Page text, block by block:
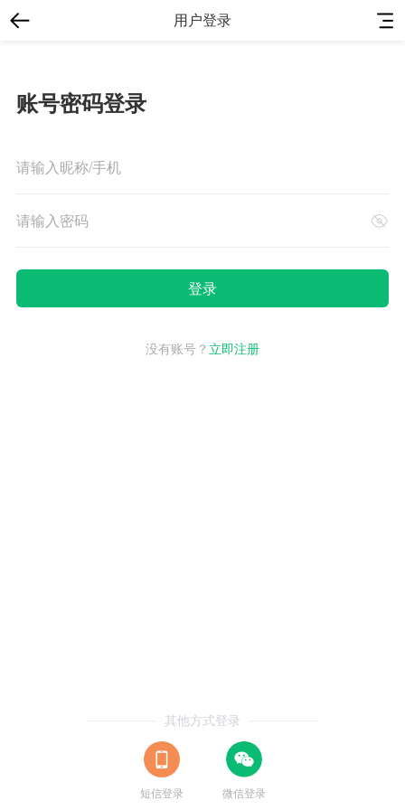
用户登录
账号密码登录
没有账号？ 立即注册
其他方式登录
短信登录 微信登录